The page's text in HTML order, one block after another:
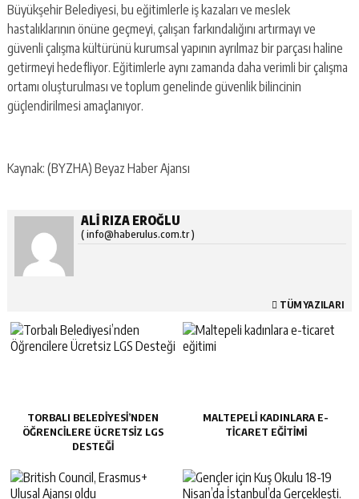
Büyükşehir Belediyesi, bu eğitimlerle iş kazaları ve meslek
hastalıklarının önüne geçmeyi, çalışan farkındalığını artırmayı ve
güvenli çalışma kültürünü kurumsal yapının ayrılmaz bir parçası haline
getirmeyi hedefliyor. Eğitimlerle aynı zamanda daha verimli bir çalışma
ortamı oluşturulması ve toplum genelinde güvenlik bilincinin
güçlendirilmesi amaçlanıyor.
Kaynak: (BYZHA) Beyaz Haber Ajansı
ALI RIZA EROĞLU
( info@haberulus.com.tr )
TÜM YAZILARI
TORBALI BELEDIYESI’NDEN
ÖĞRENCILERE ÜCRETSIZ LGS
DESTEĞI
MALTEPELI KADINLARA E-
TICARET EĞITIMI